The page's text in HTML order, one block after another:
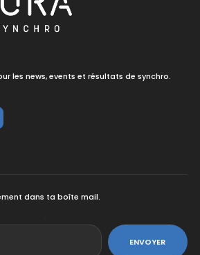
les news, events et résultats de synchro.
dans ta boîte mail.
ENVOYER